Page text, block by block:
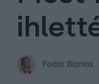
Fodor Bianka